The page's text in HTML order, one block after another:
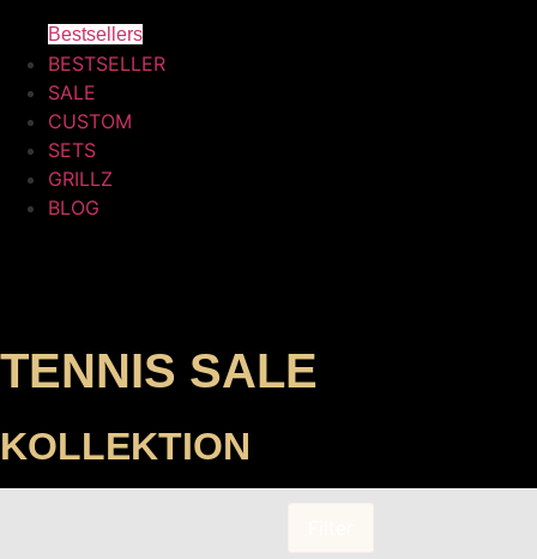
Bestsellers
BESTSELLER
SALE
CUSTOM
SETS
GRILLZ
BLOG
TENNIS SALE
KOLLEKTION